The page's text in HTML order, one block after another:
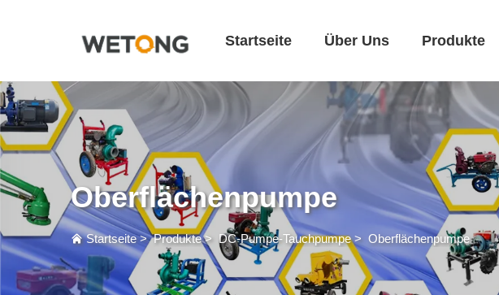
Startseite Über Uns Produkte
Oberflächenpumpe
Startseite>Produkte> DC-Pumpe-Tauchpumpe> Oberflächenpumpe